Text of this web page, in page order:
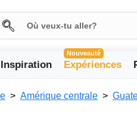
Inspiration
Nouveauté
Expériences
Amérique centrale